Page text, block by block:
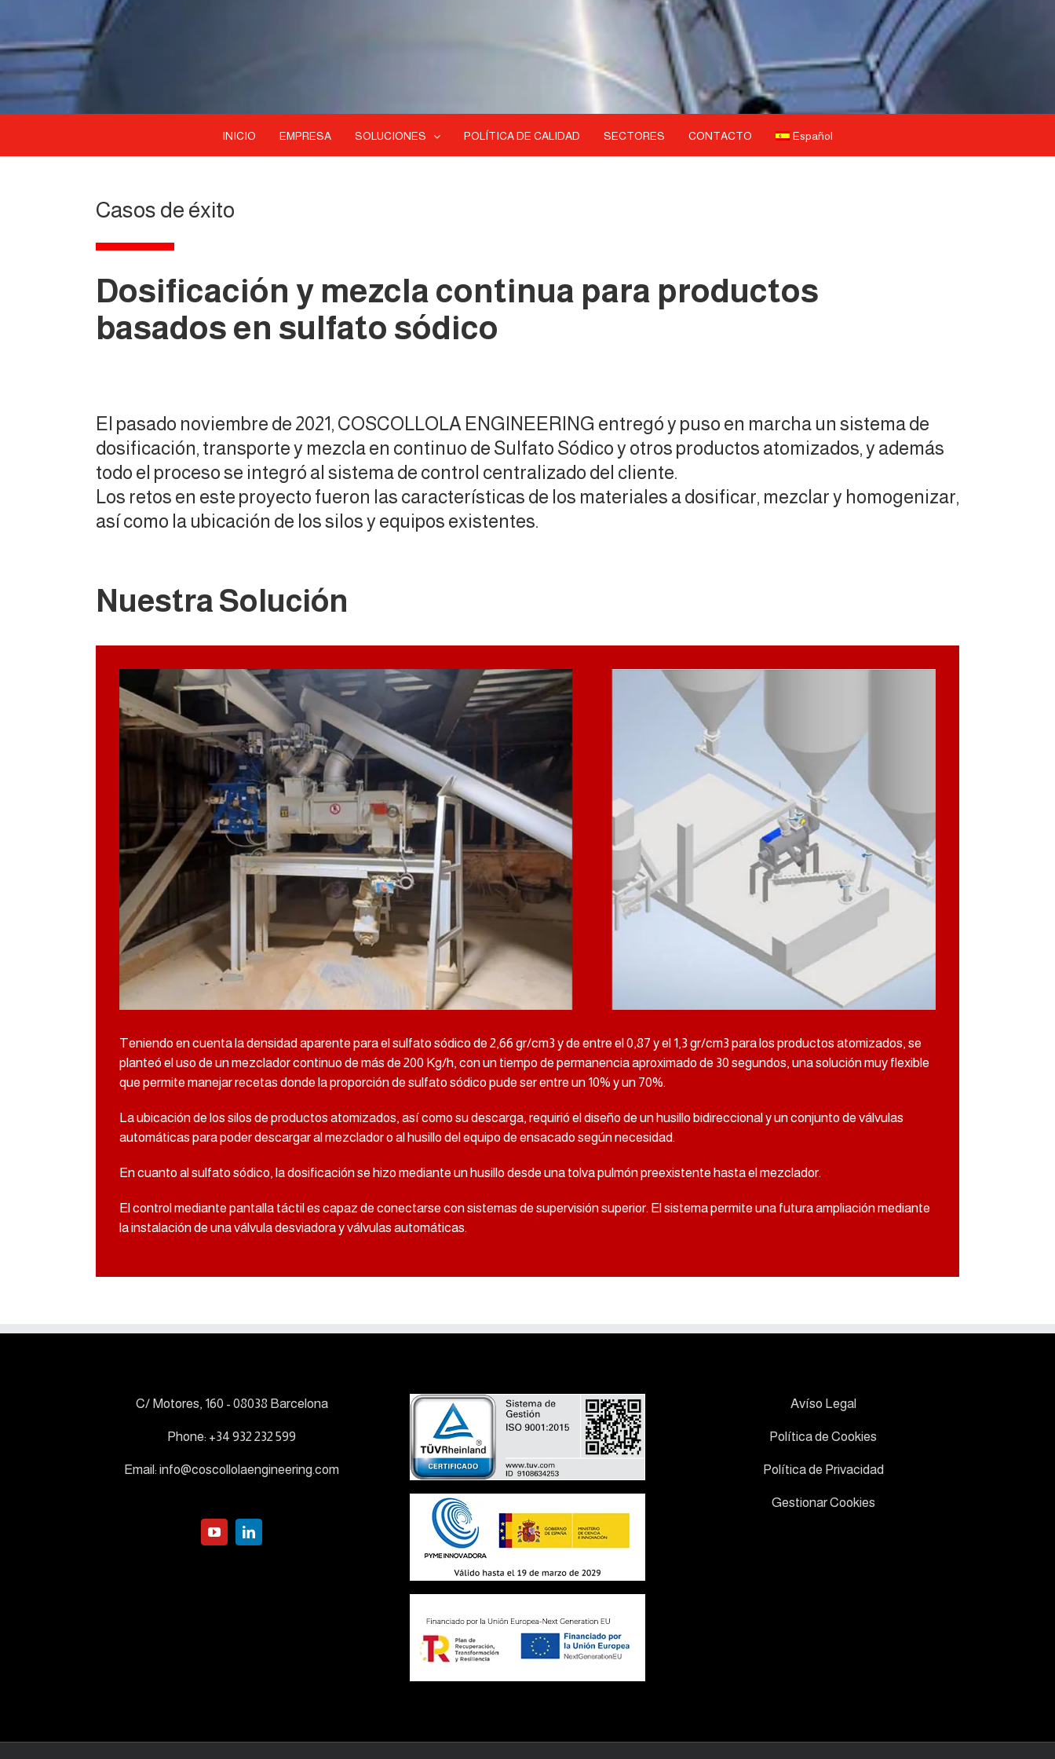
INICIO EMPRESA SOLUCIONES POLÍTICA DE CALIDAD SECTORES CONTACTO Español
Casos de éxito
Dosificación y mezcla continua para productos
basados en sulfato sódico
El pasado noviembre de 2021, COSCOLLOLA ENGINEERING entregó y puso en marcha un sistema de
dosificación, transporte y mezcla en continuo de Sulfato Sódico y otros productos atomizados, y además
todo el proceso se integró al sistema de control centralizado del cliente.
Los retos en este proyecto fueron las características de los materiales a dosificar, mezclar y homogenizar,
así como la ubicación de los silos y equipos existentes.
Nuestra Solución
Teniendo en cuenta la densidad aparente para el sulfato sódico de 2,66 gr/cm3 y de entre el 0,87 y el 1,3 gr/cm3 para los productos atomizados, se
planteó el uso de un mezclador continuo de más de 200 Kg/h, con un tiempo de permanencia aproximado de 30 segundos, una solución muy flexible
que permite manejar recetas donde la proporción de sulfato sódico pude ser entre un 10% y un 70%.
La ubicación de los silos de productos atomizados, así como su descarga, requirió el diseño de un husillo bidireccional y un conjunto de válvulas
automáticas para poder descargar al mezclador o al husillo del equipo de ensacado según necesidad.
En cuanto al sulfato sódico, la dosificación se hizo mediante un husillo desde una tolva pulmón preexistente hasta el mezclador.
El control mediante pantalla táctil es capaz de conectarse con sistemas de supervisión superior. El sistema permite una futura ampliación mediante
la instalación de una válvula desviadora y válvulas automáticas.
C/ Motores, 160 - 08038 Barcelona
Phone: +34 932 232 599
Email:info@coscollolaengineering.com
Avíso Legal
Política de Cookies
Política de Privacidad
Gestionar Cookies